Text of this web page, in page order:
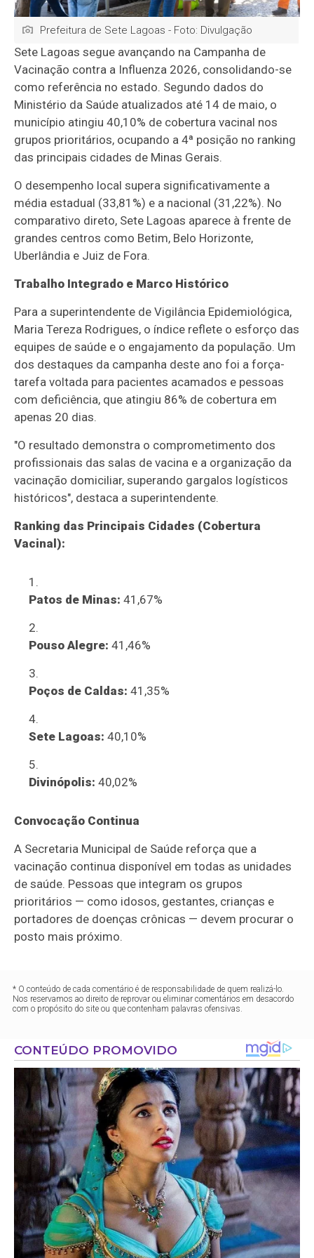
Prefeitura de Sete Lagoas - Foto: Divulgação
Sete Lagoas segue avançando na Campanha de
Vacinação contra a Influenza 2026, consolidando-se
como referência no estado. Segundo dados do
Ministério da Saúde atualizados até 14 de maio, o
município atingiu 40,10% de cobertura vacinal nos
grupos prioritários, ocupando a 4ª posição no ranking
das principais cidades de Minas Gerais.
O desempenho local supera significativamente a
média estadual (33,81%) e a nacional (31,22%). No
comparativo direto, Sete Lagoas aparece à frente de
grandes centros como Betim, Belo Horizonte,
Uberlândia e Juiz de Fora.
Trabalho Integrado e Marco Histórico
Para a superintendente de Vigilância Epidemiológica,
Maria Tereza Rodrigues, o índice reflete o esforço das
equipes de saúde e o engajamento da população. Um
dos destaques da campanha deste ano foi a força-
tarefa voltada para pacientes acamados e pessoas
com deficiência, que atingiu 86% de cobertura em
apenas 20 dias.
"O resultado demonstra o comprometimento dos
profissionais das salas de vacina e a organização da
vacinação domiciliar, superando gargalos logísticos
históricos", destaca a superintendente.
Ranking das Principais Cidades (Cobertura
Vacinal):
Patos de Minas: 41,67%
Pouso Alegre: 41,46%
Poços de Caldas: 41,35%
Sete Lagoas: 40,10%
Divinópolis: 40,02%
Convocação Continua
A Secretaria Municipal de Saúde reforça que a
vacinação continua disponível em todas as unidades
de saúde. Pessoas que integram os grupos
prioritários — como idosos, gestantes, crianças e
portadores de doenças crônicas — devem procurar o
posto mais próximo.
* O conteúdo de cada comentário é de responsabilidade de quem realizá-lo.
Nos reservamos ao direito de reprovar ou eliminar comentários em desacordo
com o propósito do site ou que contenham palavras ofensivas.